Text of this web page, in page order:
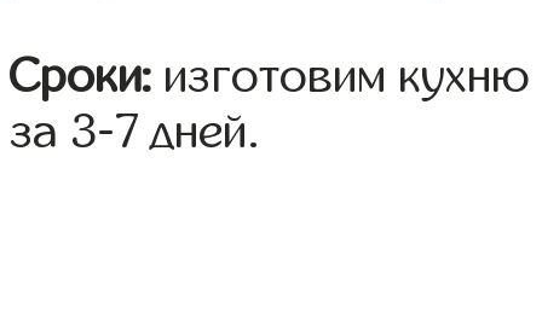
Сроки: изготовим
за 3-7 дней.